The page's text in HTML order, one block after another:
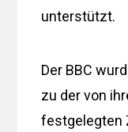
unterstützt.
Der BBC
zu der von
festgelegten